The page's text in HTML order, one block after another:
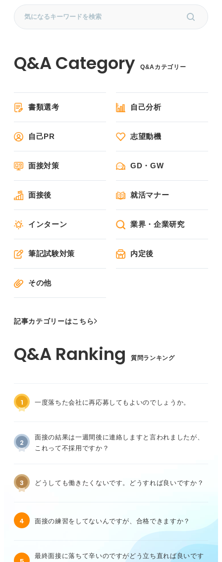
Q&Aカテゴリー
書類選考 自己分析
自己PR 志望動機
面接対策 GD・GW
面接後 就活マナー
インターン 業界・企業研究
筆記試験対策 内定後
その他
記事カテゴリーはこちら
質問ランキング
1 一度落ちた会社に再応募してもよいのでしょうか。
2
面接の結果は一週間後に連絡しますと言われましたが、
これって不採用ですか？
3 どうしても働きたくないです。どうすれば良いですか？
4 面接の練習をしてないんですが、合格できますか？
最終面接に落ちて辛いのですがどう立ち直れば良いです